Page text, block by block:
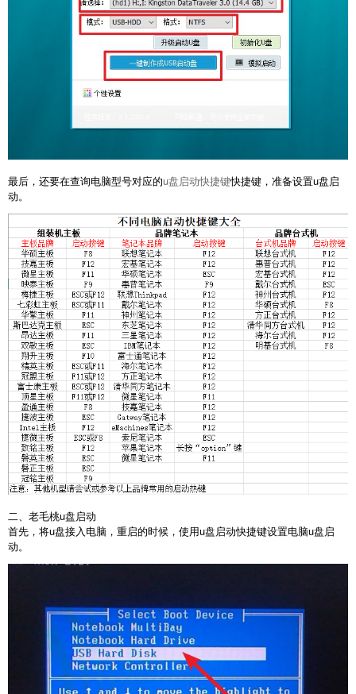
最后，还要在查询电脑型号对应的u盘启动快捷键快捷键，准备设置u盘启
动。
二、老毛桃u盘启动
首先，将u盘接入电脑，重启的时候，使用u盘启动快捷键设置电脑u盘启
动。